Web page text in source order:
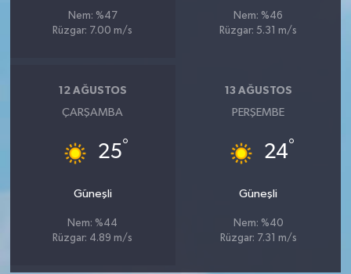
Nem: %47
Rüzgar: 7.00 m/s
Nem: %46
Rüzgar: 5.31 m/s
12 AĞUSTOS
ÇARŞAMBA
25°
Güneşli
Nem: %44
Rüzgar: 4.89 m/s
13 AĞUSTOS
PERŞEMBE
24°
Güneşli
Nem: %40
Rüzgar: 7.31 m/s